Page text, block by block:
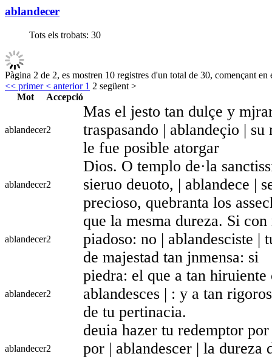
ablandecer
Tots els trobats: 30
Pàgina 2 de 2, es mostren 10 registres d'un total de 30, començant
<< primer< anterior 1 2 següent >
Mot
Accepció
ablandecer2
Mas el jesto tan dulçe y
traspasando | ablandeçio |
le fue posible atorgar
ablandecer2
Dios. O templo de·la
sieruo deuoto, | ablandece |
precioso, quebranta los
ablandecer2
que la mesma dureza. Si
piadoso: no | ablandesciste |
de majestad tan jnmensa: si
ablandecer2
piedra: el que a tan
ablandesces | : y a tan
de tu pertinacia.
ablandecer2
deuia hazer tu redemptor
por | ablandescer | la dureza